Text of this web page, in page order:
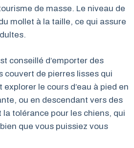
de masse. Le niveau de
mollet à la taille, ce qui assure
conseillé d’emporter des
couvert de pierres lisses qui
le cours d’eau à pied en
ou en descendant vers des
tolérance pour les chiens, qui
que vous puissiez vous